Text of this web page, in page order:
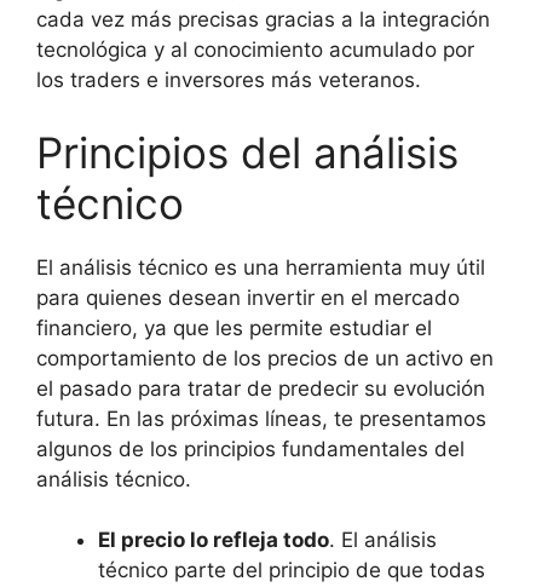
cada vez más precisas gracias a la integración
tecnológica y al conocimiento acumulado por
los traders e inversores más veteranos.
Principios del análisis
técnico
El análisis técnico es una herramienta muy útil
para quienes desean invertir en el mercado
financiero, ya que les permite estudiar el
comportamiento de los precios de un activo en
el pasado para tratar de predecir su evolución
futura. En las próximas líneas, te presentamos
algunos de los principios fundamentales del
análisis técnico.
El precio lo refleja todo. El análisis
técnico parte del principio de que todas